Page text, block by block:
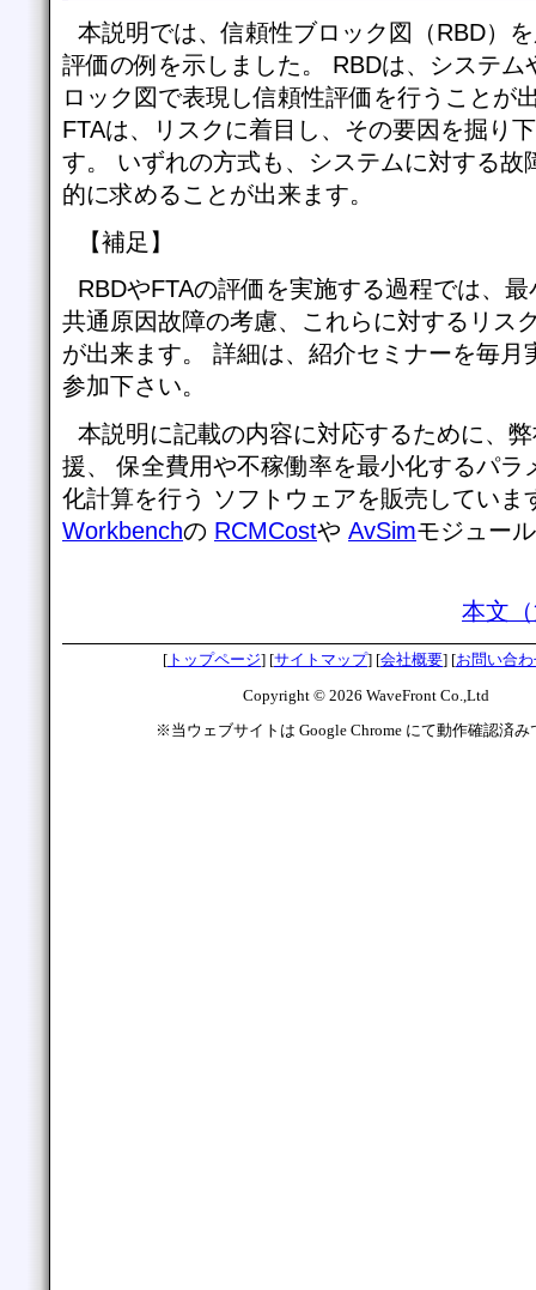
本説明では、信頼性ブロック図（RBD）
評価の例を示しました。 RBDは、システ
ロック図で表現し信頼性評価を行うことが
FTAは、リスクに着目し、その要因を掘り
す。 いずれの方式も、システムに対する故
的に求めることが出来ます。
【補足】
RBDやFTAの評価を実施する過程では、
共通原因故障の考慮、これらに対するリス
が出来ます。 詳細は、紹介セミナーを毎月
参加下さい。
本説明に記載の内容に対応するために、
援、 保全費用や不稼働率を最小化するパラ
化計算を行う ソフトウェアを販売していま
Workbenchの RCMCostや AvSimモジュー
本文
[ トップページ] [サイトマップ] [会社概要] [お問い合
Copyright © 2026 WaveFront Co.,Ltd
※当ウェブサイトは Google Chrome にて動作確認済み